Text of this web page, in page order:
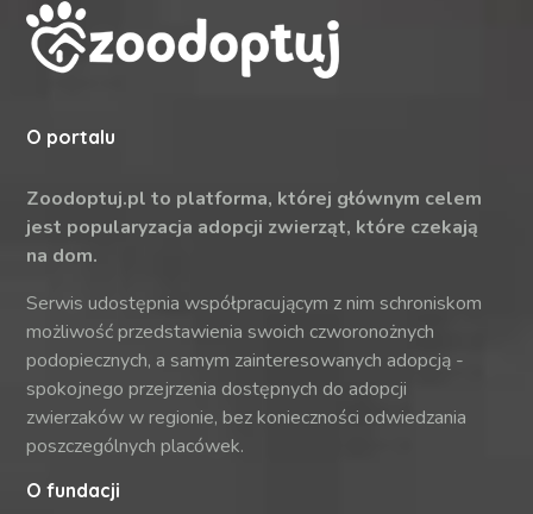
O portalu
Zoodoptuj.pl to platforma, której głównym celem
jest popularyzacja adopcji zwierząt, które czekają
na dom.
Serwis udostępnia współpracującym z nim schroniskom
możliwość przedstawienia swoich czworonożnych
podopiecznych, a samym zainteresowanych adopcją -
spokojnego przejrzenia dostępnych do adopcji
zwierzaków w regionie, bez konieczności odwiedzania
poszczególnych placówek.
O fundacji